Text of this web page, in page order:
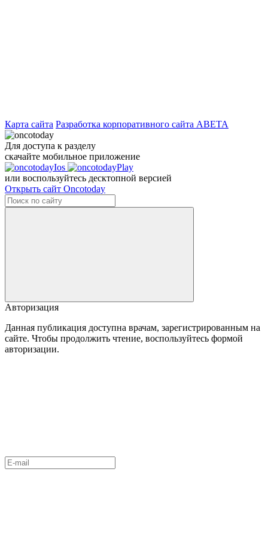
Карта сайта Разработка корпоративного сайта ABETA
Для доступа к разделу
скачайте мобильное приложение
или воспользуйтесь десктопной версией
Открыть сайт Oncotoday
Авторизация
Данная публикация доступна врачам, зарегистрированным на
сайте. Чтобы продолжить чтение, воспользуйтесь формой
авторизации.